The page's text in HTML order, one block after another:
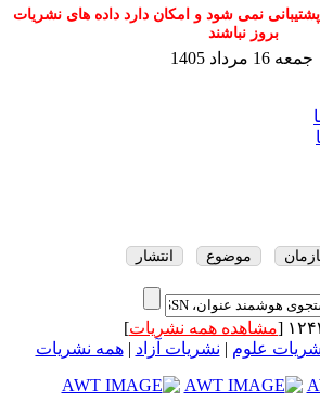
نمی شود و امکان دارد داده های نشریات
بروز نباشند
جمعه 16 مرداد 1405
موضوع
انتشار
مشاهده همه نشریات]
علوم | نشریات آزاد |همه نشریات